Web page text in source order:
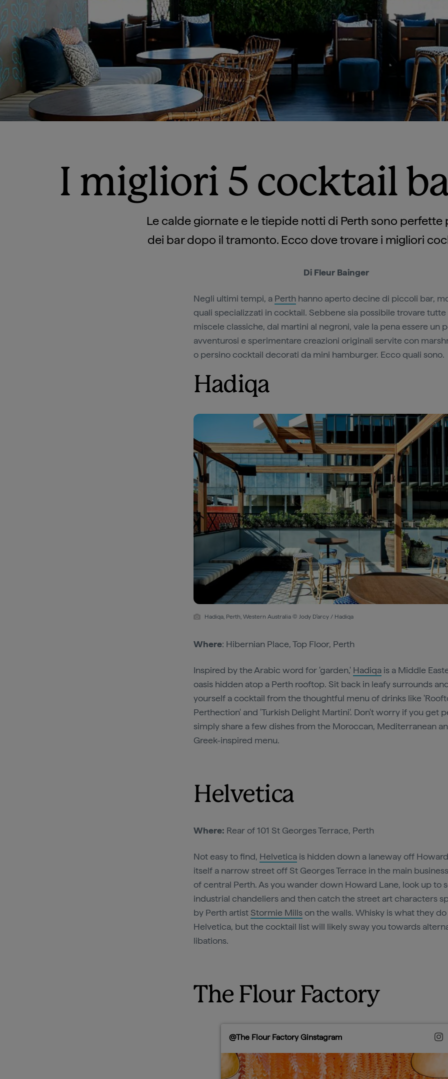
I migliori 5 cocktail
Le calde giornate e le tiepide notti di Perth sono perfette
dei bar dopo il tramonto. Ecco dove trovare i migliori
Di Fleur Bainger
Negli ultimi tempi, a Perth hanno aperto decine di piccoli bar,
quali specializzati in cocktail. Sebbene sia possibile trovare tutte
miscele classiche, dal martini al negroni, vale la pena essere un
avventurosi e sperimentare creazioni originali servite con
o persino cocktail decorati da mini hamburger. Ecco quali sono.
Hadiqa
Hadiqa, Perth, Western Australia © Jody D'arcy / Hadiqa
Where: Hibernian Place, Top Floor, Perth
Inspired by the Arabic word for 'garden,' Hadiqa is a Middle
oasis hidden atop a Perth rooftop. Sit back in leafy surrounds
yourself a cocktail from the thoughtful menu of drinks like
Perthection' and 'Turkish Delight Martini'. Don't worry if you get
simply share a few dishes from the Moroccan, Mediterranean
Greek-inspired menu.
Helvetica
Where: Rear of 101 St Georges Terrace, Perth
Not easy to find, Helvetica is hidden down a laneway off
itself a narrow street off St Georges Terrace in the main
of central Perth. As you wander down Howard Lane, look up to
industrial chandeliers and then catch the street art characters
by Perth artistStormie Millson the walls. Whisky is what they
Helvetica, but the cocktail list will likely sway you towards
libations.
The Flour Factory
@The Flour Factory Ginstagram